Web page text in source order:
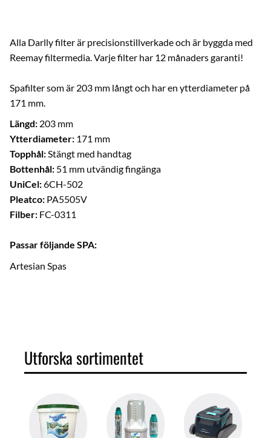
Alla Darlly filter är precisionstillverkade och är byggda med
Reemay filtermedia. Varje filter har 12 månaders garanti!
Spafilter som är 203 mm långt och har en ytterdiameter på
171 mm.
Längd: 203 mm
Ytterdiameter: 171 mm
Topphål:Stängt med handtag
Bottenhål: 51 mm utvändig fingänga
UniCel:6CH-502
Pleatco: PA5505V
Filber: FC-0311
Passar följande SPA:
Artesian Spas
Utforska sortimentet